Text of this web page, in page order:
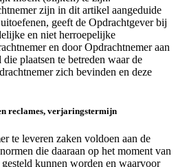
zijn in dit artikel aangeduide
geeft de Opdrachtgever bij
en niet herroepelijke
en door Opdrachtnemer aan
plaatsen te betreden waar de
zich bevinden en deze
reclames, verjaringstermijn
te leveren zaken voldoen aan de
die daaraan op het moment van
kunnen worden en waarvoor